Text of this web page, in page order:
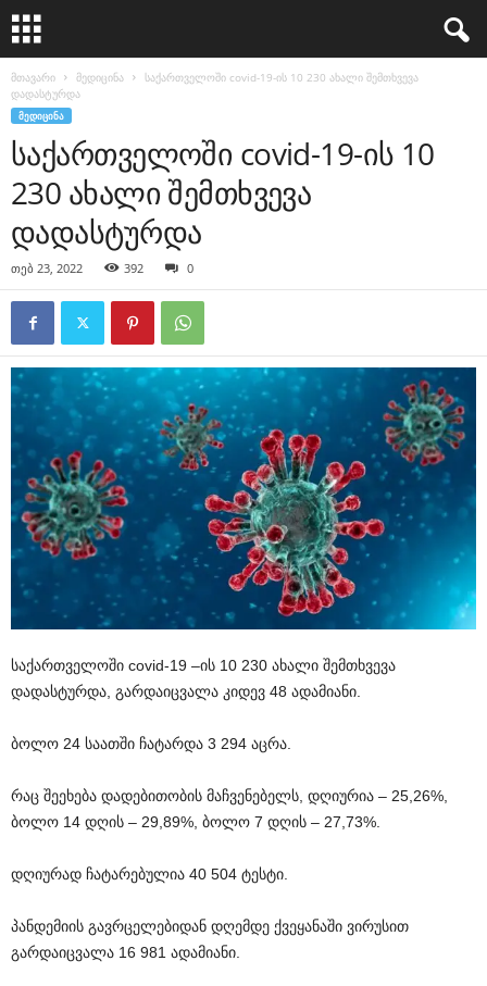
მთავარი მედიცინა
საქართველოში covid-19-ის 10 230 ახალი შემთხვევა
დადასტურდა
ᲛᲔᲓᲘᲪᲘᲜᲐ
საქართველოში covid-19-ის 10
230 ახალი შემთხვევა
დადასტურდა
თებ 23, 2022 392 0
საქართველოში covid-19 –ის 10 230 ახალი შემთხვევა
დადასტურდა გარდაიცვალა კიდევ 48 ადამიანი
ბოლო 24 საათში ჩატარდა 3 294 აცრა
რაც შეეხება დადებითობის მაჩვენებელს დღიურია – 25,26%,
ბოლო 14 დღის – 29,89%, ბოლო 7 დღის – 27,73%.
დღიურად ჩატარებულია 40 504 ტესტი
პანდემიის გავრცელებიდან დღემდე ქვეყანაში ვირუსით
გარდაიცვალა 16 981 ადამიანი